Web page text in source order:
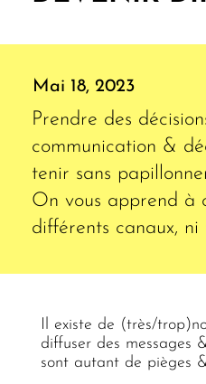
Mai 18, 2023
Prendre des
communication &
tenir sans
On vous apprend à
différents canaux,
Il existe de (très/
diffuser des messages
sont autant de pièges